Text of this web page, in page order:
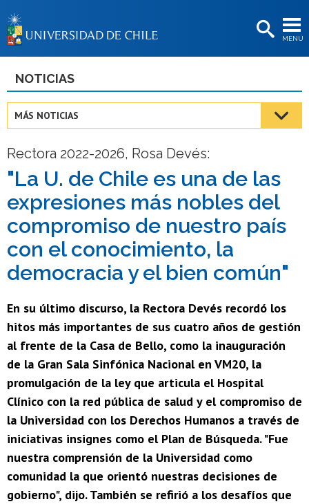
MENÚ
BIBLIOTECAS
Estudiantes
Académicas/os
Funcionarias/os
Egresadas/os
NOTICIAS
MÁS NOTICIAS
Rectora 2022-2026, Rosa Devés:
"La U. de Chile es una de las
expresiones más nobles del
compromiso de nuestro país
con el conocimiento, la
democracia y el bien común"
En su último discurso, la Rectora Devés recordó los
hitos más importantes de sus cuatro años de gestión
al frente de la Casa de Bello, como la inauguración
de la Gran Sala Sinfónica Nacional en VM20, la
promulgación de la ley que articula el Hospital
Clínico con la red pública de salud y el compromiso de
la Universidad con los Derechos Humanos a través de
iniciativas insignes como el Plan de Búsqueda. "Fue
nuestra comprensión de la Universidad como
comunidad la que orientó nuestras decisiones de
gobierno", dijo. También se refirió a los desafíos que